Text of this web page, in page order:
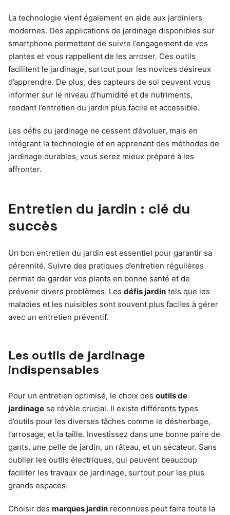
La technologie vient également en aide aux jardiniers
modernes. Des applications de jardinage disponibles sur
smartphone permettent de suivre l’engagement de vos
plantes et vous rappellent de les arroser. Ces outils
facilitent le jardinage, surtout pour les novices désireux
d’apprendre. De plus, des capteurs de sol peuvent vous
informer sur le niveau d’humidité et de nutriments,
rendant l’entretien du jardin plus facile et accessible.
Les défis du jardinage ne cessent d’évoluer, mais en
intégrant la technologie et en apprenant des méthodes de
jardinage durables, vous serez mieux préparé à les
affronter.
Entretien du jardin : clé du
succès
Un bon entretien du jardin est essentiel pour garantir sa
pérennité. Suivre des pratiques d’entretien régulières
permet de garder vos plants en bonne santé et de
prévenir divers problèmes. Les défis jardin tels que les
maladies et les nuisibles sont souvent plus faciles à gérer
avec un entretien préventif.
Les outils de jardinage
indispensables
Pour un entretien optimisé, le choix des outils de
jardinage se révèle crucial. Il existe différents types
d’outils pour les diverses tâches comme le désherbage,
l’arrosage, et la taille. Investissez dans une bonne paire de
gants, une pelle de jardin, un râteau, et un sécateur. Sans
oublier les outils électriques, qui peuvent beaucoup
faciliter les travaux de jardinage, surtout pour les plus
grands espaces.
Choisir des marques jardin reconnues peut faire toute la